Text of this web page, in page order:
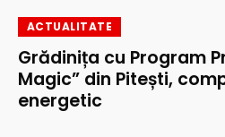
ACTUALITATE
Grădinița cu Program
Magic” din Pitești,
energetic